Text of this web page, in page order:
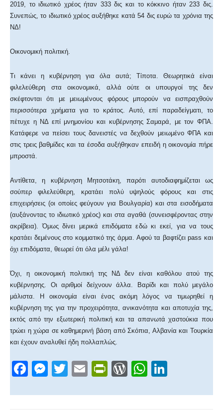
2019, το ιδιωτικό χρέος ήταν 333 δις και το κόκκινο ήταν 233 δις.
Συνεπώς, το ιδιωτικό χρέος αυξήθηκε κατά 54 δις ευρώ τα χρόνια της
ΝΔ!
Οικονομική πολιτική.
Τι κάνει η κυβέρνηση για όλα αυτά; Τίποτα. Θεωρητικά είναι
φιλελεύθερη στα οικονομικά, αλλά ούτε οι υπουργοί της δεν
σκέφτονται ότι με μειωμένους φόρους μπορούν να εισπραχθούν
περισσότερα χρήματα για το κράτος. Αυτό, επί παραδείγματι, το
πέτυχε η ΝΔ επί μνημονίου και κυβέρνησης Σαμαρά, με τον ΦΠΑ.
Κατάφερε να πείσει τους δανειστές να δεχθούν μειωμένο ΦΠΑ και
στις τρεις βαθμίδες και τα έσοδα αυξήθηκαν επειδή η οικονομία πήρε
μπροστά.
Αντίθετα, η κυβέρνηση Μητσοτάκη, παρότι αυτοδιαφημίζεται ως
σούπερ φιλελεύθερη, κρατάει πολύ υψηλούς φόρους και στις
επιχειρήσεις (οι οποίες φεύγουν για Βουλγαρία) και στα εισοδήματα
(αυξάνοντας το ιδιωτικό χρέος) και στα αγαθά (συνεισφέροντας στην
ακρίβεια). Όμως δίνει μερικά επιδόματα εδώ κι εκεί, για να τους
κρατάει δεμένους στο κομματικό της άρμα. Αφού τα βαφτίζει pass και
όχι επιδόματα, θεωρεί ότι όλα μέλι γάλα!
Όχι, η οικονομική πολιτική της ΝΔ δεν είναι καθόλου ατού της
κυβέρνησης. Οι αριθμοί δείχνουν άλλα. Βαρίδι και πολύ μεγάλο
μάλιστα. Η οικονομία είναι ένας ακόμη λόγος να τιμωρηθεί η
κυβέρνηση της για την προχειρότητα, ανικανότητα και αποτυχία της,
εκτός από την εξωτερική πολιτική και τα απανωτά χαστούκια που
τρώει η χώρα σε καθημερινή βάση από Σκόπια, Αλβανία και Τουρκία
και έχουν αναλυθεί ήδη πολλαπλώς.
F
c
M
ss
T
tt
E
ail
Pr
tF
W
d
W
at k